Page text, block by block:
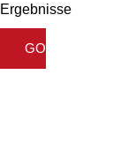
Ergebnisse
GO